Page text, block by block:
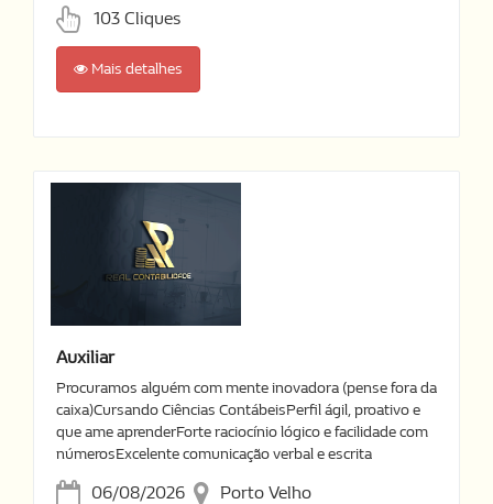
103 Cliques
Mais detalhes
Auxiliar
Procuramos alguém com mente inovadora (pense fora da
caixa)Cursando Ciências ContábeisPerfil ágil, proativo e
que ame aprenderForte raciocínio lógico e facilidade com
númerosExcelente comunicação verbal e escrita
06/08/2026 Porto Velho